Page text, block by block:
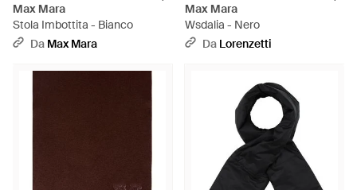
Max Mara
Stola Imbottita - Bianco
Da Max Mara
Max Mara
Wsdalia - Nero
Da Lorenzetti